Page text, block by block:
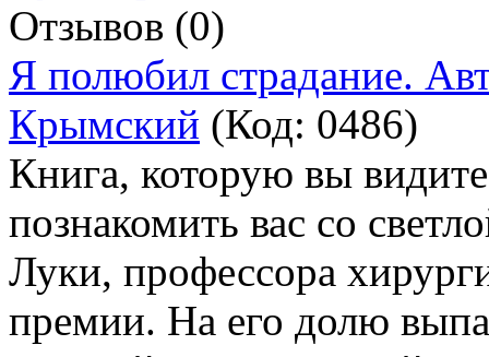
Отзывов (0)
Я полюбил страдание.
Крымский (Код: 0486)
Книга, которую вы
познакомить вас со
Луки, профессора
премии. На его долю